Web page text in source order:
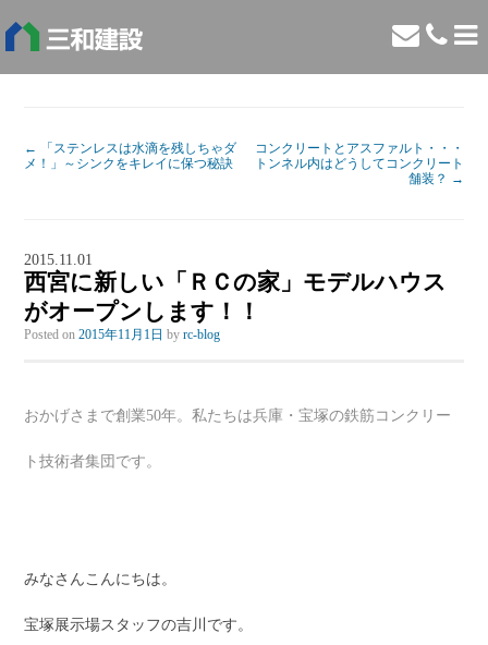
←
「ステンレスは水滴を残しちゃダ
メ！」～シンクをキレイに保つ秘訣
コンクリートとアスファルト・・・
トンネル内はどうしてコンクリート
舗装？ →
2015.11.01
西宮に新しい「ＲＣの家」モデルハウス
がオープンします！！
Posted on2015年11月1日 byrc-blog
おかげさまで創業50年。私たちは兵庫・宝塚の鉄筋コンクリー
ト技術者集団です。
みなさんこんにちは。
宝塚展示場スタッフの吉川です。